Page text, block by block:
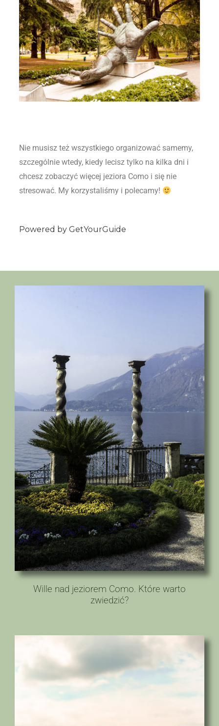
Nie musisz też wszystkiego organizować samemy,
szczególnie wtedy, kiedy lecisz tylko na kilka dni i
chcesz zobaczyć więcej jeziora Como i się nie
stresować. My korzystaliśmy i polecamy!
Powered by GetYourGuide
Wille nad jeziorem Como. Które warto
zwiedzić?